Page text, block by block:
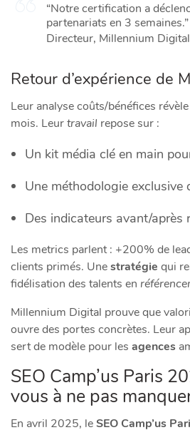
“Notre certification a
partenariats en 3 semaines.”
Directeur, Millennium Digital
Retour d’expérience de
Leur analyse coûts/bénéfices
mois. Leurtravail repose sur :
Un kit média clé en main
Une méthodologie exclusive
Des indicateurs avant/après
Les metrics parlent : +200% de
clients primés. Unestratégie qui
fidélisation des talents en
Millennium Digital prouve que
ouvre des portes concrètes. Leur
sert de modèle pour les agences
SEO Camp’us Paris
vous à ne pas
En avril 2025, leSEO Camp’us